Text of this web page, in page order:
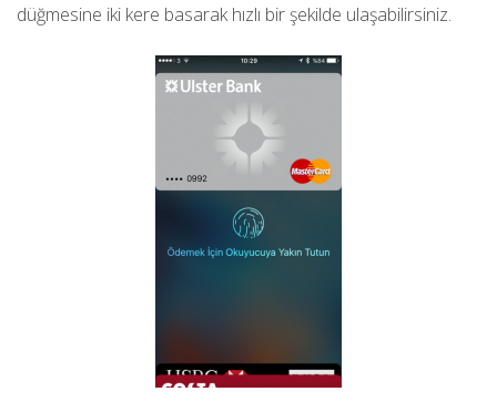
düğmesine iki kere basarak hızlı bir şekilde ulaşabilirsiniz.